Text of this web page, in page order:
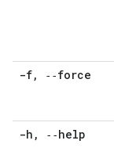
-f, ‑‑force
-h , ‑‑help